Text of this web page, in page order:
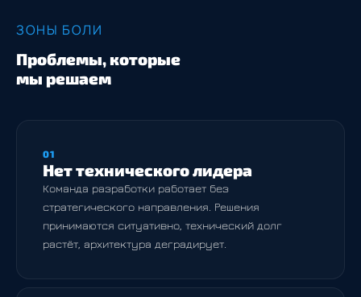
ЗОНЫ БОЛИ
Проблемы, которые
мы решаем
01
Нет технического лидера
Команда разработки работает без
стратегического направления. Решения
принимаются ситуативно, технический долг
растёт, архитектура деградирует.